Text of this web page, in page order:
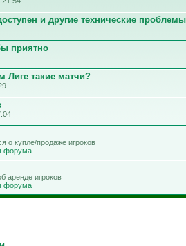
и другие технические проблемы
приятно
Лиге такие матчи?
о купле/продаже игроков
форума
аренде игроков
форума